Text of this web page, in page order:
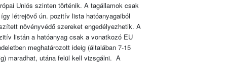
Uniós szinten történik. A tagállamok csak
létrejövő ún. pozitív lista hatóanyagaiból
növényvédő szereket engedélyezhetik. A
listán a hatóanyag csak a vonatkozó EU
meghatározott ideig (általában 7-15
maradhat, utána felül kell vizsgálni. A